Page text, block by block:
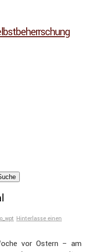
Hinterlasse einen
vor Ostern – am